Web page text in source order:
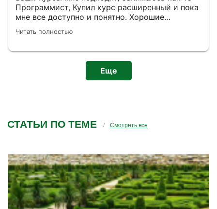
Программист, Купил курс расширенный и пока
мне все доступно и понятно. Хорошие
чему обучают.) Также дополню, что Проходя их
портфолио. Я верю в свои успехи, это все что
Читать полностью
Еще
СТАТЬИ ПО ТЕМЕ Смотреть все